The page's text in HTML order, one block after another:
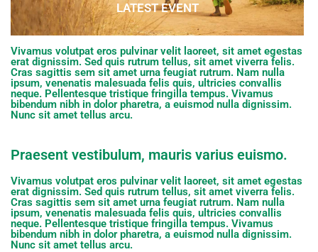
LATEST EVENT
Vivamus volutpat eros pulvinar velit laoreet, sit amet egestas
erat dignissim. Sed quis rutrum tellus, sit amet viverra felis.
Cras sagittis sem sit amet urna feugiat rutrum. Nam nulla
ipsum, venenatis malesuada felis quis, ultricies convallis
neque. Pellentesque tristique fringilla tempus. Vivamus
bibendum nibh in dolor pharetra, a euismod nulla dignissim.
Nunc sit amet tellus arcu.
Praesent vestibulum, mauris varius euismo.
Vivamus volutpat eros pulvinar velit laoreet, sit amet egestas
erat dignissim. Sed quis rutrum tellus, sit amet viverra felis.
Cras sagittis sem sit amet urna feugiat rutrum. Nam nulla
ipsum, venenatis malesuada felis quis, ultricies convallis
neque. Pellentesque tristique fringilla tempus. Vivamus
bibendum nibh in dolor pharetra, a euismod nulla dignissim.
Nunc sit amet tellus arcu.